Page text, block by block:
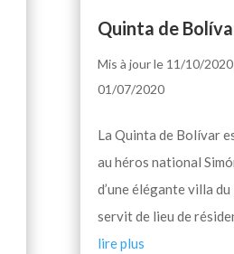
Quinta de
Mis à jour le 11/10/
01/07/2020
La Quinta de Bolívar
au héros national
d’une élégante villa
servit de lieu de
lire plus